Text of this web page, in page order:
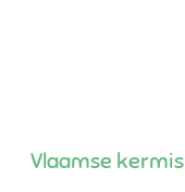
Vlaamse kermis